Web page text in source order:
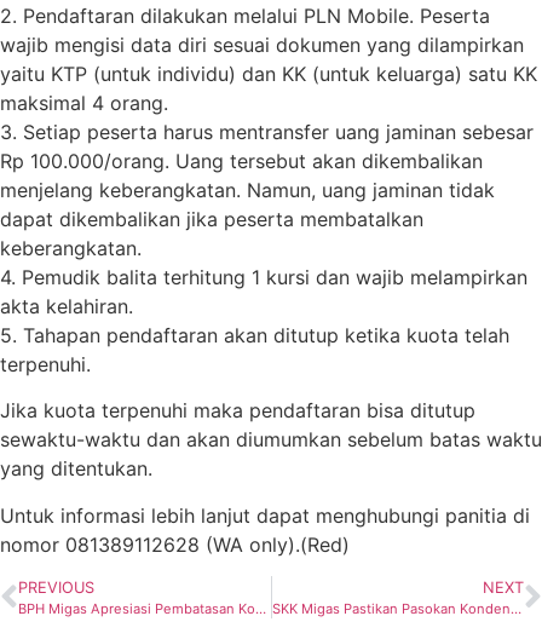
2. Pendaftaran dilakukan melalui PLN Mobile. Peserta
wajib mengisi data diri sesuai dokumen yang dilampirkan
yaitu KTP (untuk individu) dan KK (untuk keluarga) satu KK
maksimal 4 orang.
3. Setiap peserta harus mentransfer uang jaminan sebesar
Rp 100.000/orang. Uang tersebut akan dikembalikan
menjelang keberangkatan. Namun, uang jaminan tidak
dapat dikembalikan jika peserta membatalkan
keberangkatan.
4. Pemudik balita terhitung 1 kursi dan wajib melampirkan
akta kelahiran.
5. Tahapan pendaftaran akan ditutup ketika kuota telah
terpenuhi.
Jika kuota terpenuhi maka pendaftaran bisa ditutup
sewaktu-waktu dan akan diumumkan sebelum batas waktu
yang ditentukan.
Untuk informasi lebih lanjut dapat menghubungi panitia di
nomor 081389112628 (WA only).(Red)
PREVIOUS
BPH Migas Apresiasi Pembatasan Konsumsi Pertalite di Kota Palangka Raya
NEXT
SKK Migas Pastikan Pasokan Kondensat dari Eni Muara Bakau BV Lancar Kembali, Walau Sempat Corrective Maintenance